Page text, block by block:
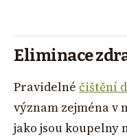
Eliminace
Pravidelné čištění
význam zejména v
jako jsou koupelny